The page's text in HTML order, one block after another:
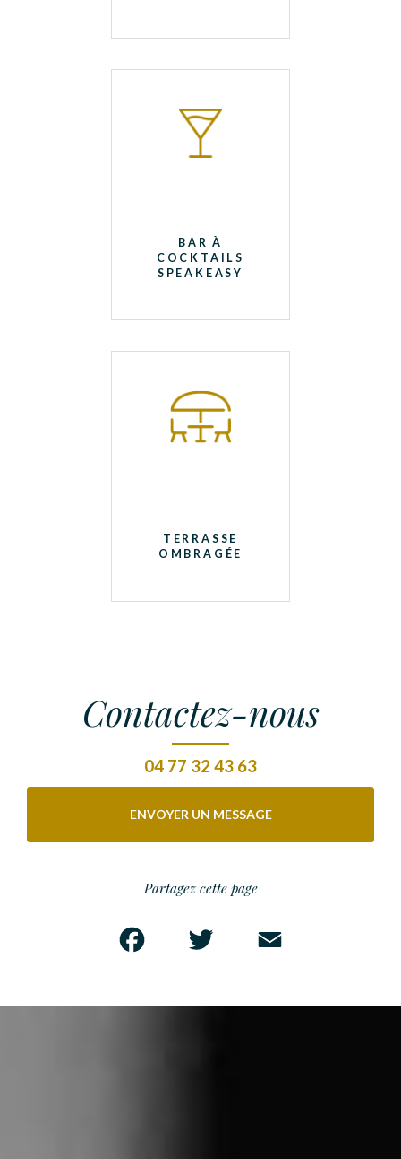
BAR À
COCKTAILS
SPEAKEASY
TERRASSE
OMBRAGÉE
Contactez-nous
04 77 32 43 63
ENVOYER UN MESSAGE
Partagez cette page